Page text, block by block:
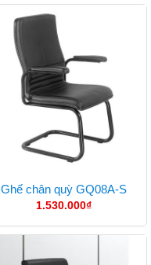
Ghế chân quỳ GQ08A-S
1.530.000₫